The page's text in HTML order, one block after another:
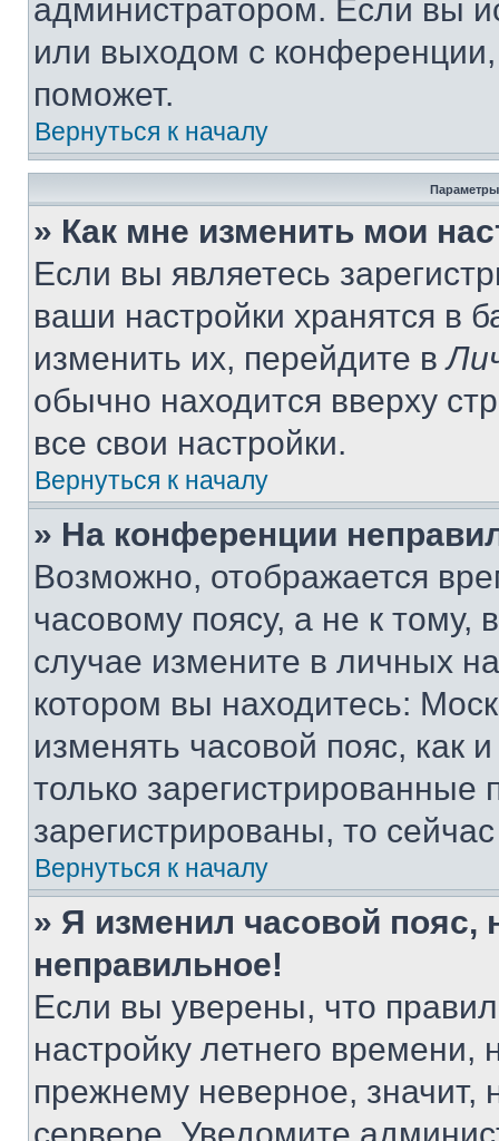
администратором. Если вы
или выходом с
поможет.
Вернуться к началу
Параметры
» Как мне изменить мои
Если вы являетесь
ваши настройки хранятся в
изменить их, перейдите в
обычно находится вверху
все свои настройки.
Вернуться к началу
» На конференции
Возможно, отображается
часовому поясу, а не к тому,
случае измените в личных
котором вы находитесь:
изменять часовой пояс, как
только
зарегистрированы, то
Вернуться к началу
» Я изменил часовой пояс,
неправильное!
Если вы уверены, что
настройку летнего
прежнему неверное, значит,